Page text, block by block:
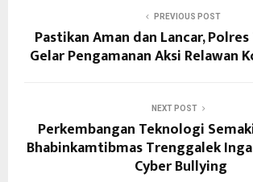
PREVIOUS POST
Pastikan Aman dan Lancar,
Gelar Pengamanan Aksi Relawan
NEXT POST
Perkembangan Teknologi
Bhabinkamtibmas Trenggalek
Cyber Bullying